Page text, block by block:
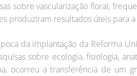
sobre vascularização floral,
produziram resultados úteis para
da implantação da Reforma
sobre ecologia, fisiologia,
ocorreu a transferência de um